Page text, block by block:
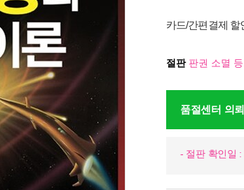
카드/간편결제 할
절판판권 소멸 등
품절센터 의뢰
- 절판 확인일